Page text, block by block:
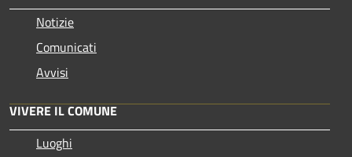
Notizie
Comunicati
Avvisi
VIVERE IL COMUNE
Luoghi